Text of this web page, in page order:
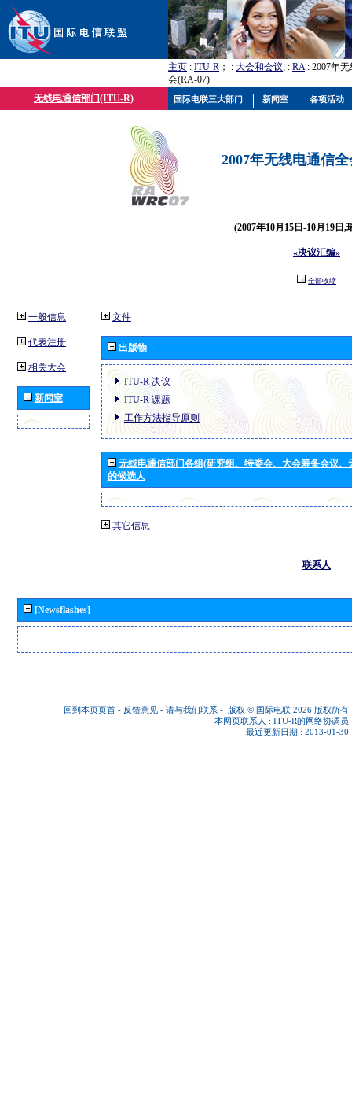
主页 : ITU-R ； : 大会和会议; : RA: 2007年
会(RA-07)
无线电通信部门(ITU-R)
2007年无线电通信
(2007年10月15日-10月19日,
«决议汇编»
全部收缩
一般信息
代表注册
相关大会
新闻室
文件
出版物
ITU-R 决议
ITU-R 课题
工作方法指导原则
无线电通信部门各组(研究组、特委会、大会筹备会议
的候选人
其它信息
联系人
[Newsflashes]
回到本页页首 - 反馈意见 - 请与我们联系 - 版权 © 国际电联 2026 版权所有
本网页联系人 : ITU-R的网络协调员
最近更新日期 : 2013-01-30
国际电联三大部门 新闻室 各项活动